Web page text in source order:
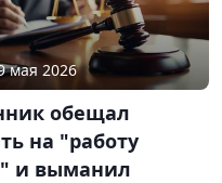
мая 2026
обещал
на "работу
и выманил